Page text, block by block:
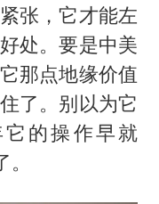
张，它才能左
处。要是中美
那点地缘价值
了。别以为它
的操作早就